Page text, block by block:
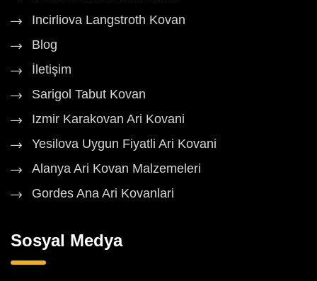
Incirliova Langstroth Kovan
Blog
İletişim
Sarigol Tabut Kovan
Izmir Karakovan Ari Kovani
Yesilova Uygun Fiyatli Ari Kovani
Alanya Ari Kovan Malzemeleri
Gordes Ana Ari Kovanlari
Sosyal Medya